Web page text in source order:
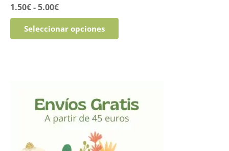
1.50€ - 5.00€Rango
de
precios:
desde
Seleccionar opciones
se
pueden
elegir